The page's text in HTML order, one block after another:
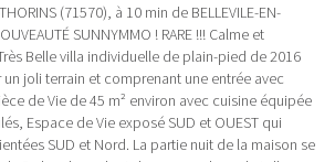
(71570), à 10 min de BELLEVILE-EN-
SUNNYMMO ! RARE !!! Calme et
Belle villa individuelle de plain-pied de 2016
un joli terrain et comprenant une entrée avec
de Vie de 45 m² environ avec cuisine équipée
Espace de Vie exposé SUD et OUEST qui
SUD et Nord. La partie nuit de la maison se